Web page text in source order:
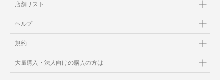
店舗リスト
ヘルプ
規約
大量購入・法人向けの購入の方は